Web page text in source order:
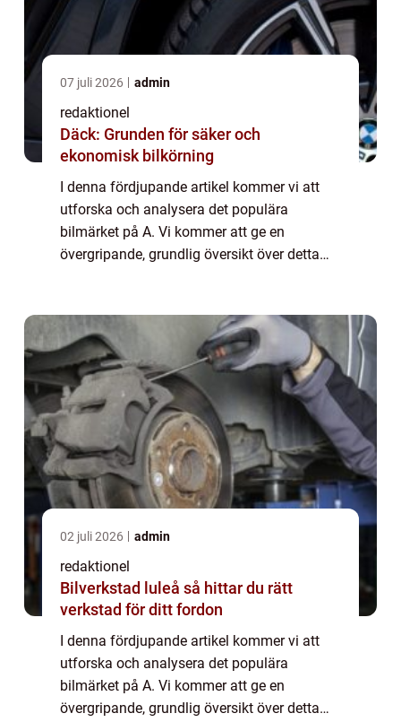
07 juli 2026 admin
redaktionel
Däck: Grunden för säker och
ekonomisk bilkörning
I denna fördjupande artikel kommer vi att
utforska och analysera det populära
bilmärket på A. Vi kommer att ge en
övergripande, grundlig översikt över detta
presentera kv...
02 juli 2026 admin
redaktionel
Bilverkstad luleå så hittar du rätt
verkstad för ditt fordon
I denna fördjupande artikel kommer vi att
utforska och analysera det populära
bilmärket på A. Vi kommer att ge en
övergripande, grundlig översikt över detta